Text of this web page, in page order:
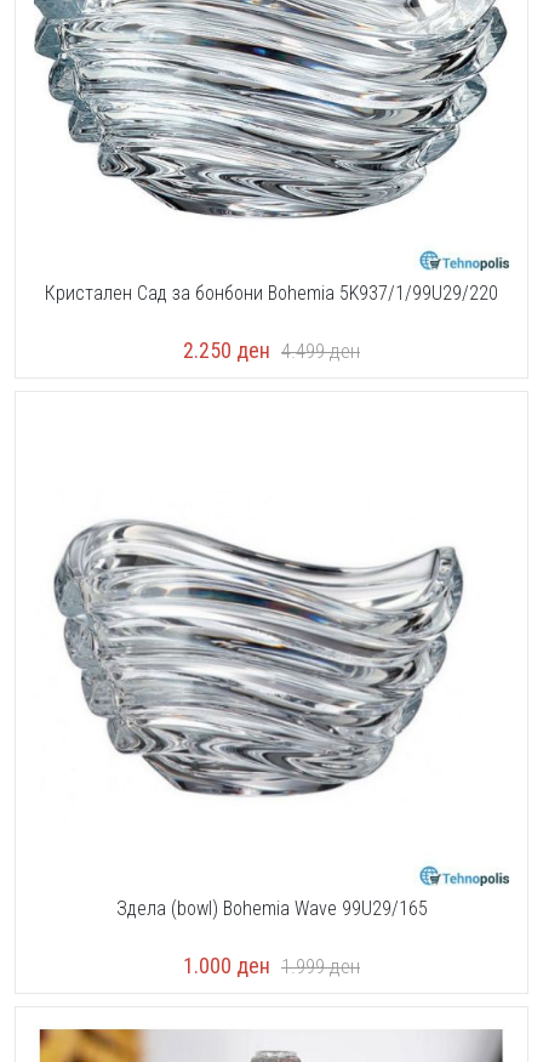
Кристален Сад за бонбони Bohemia 5K937/1/99U29/220
2.250 ден 4.499ден
Здела (bowl) Bohemia Wave 99U29/165
1.000 ден 1.999ден